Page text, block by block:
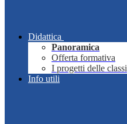
Didattica
Panoramica
Offerta formativa
I progetti delle classi
Info utili